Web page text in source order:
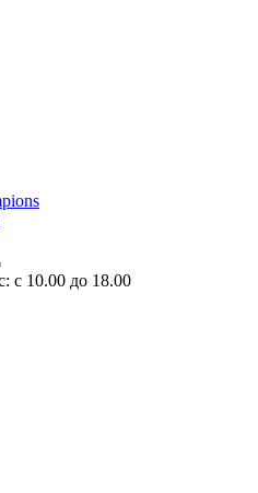
с 10.00 до 18.00